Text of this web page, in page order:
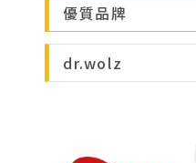
百靈油 黑種草油
油
益生菌
鐵
B群 鋅 蜂膠
優質品牌
dr.wolz
保健系列
成份分類